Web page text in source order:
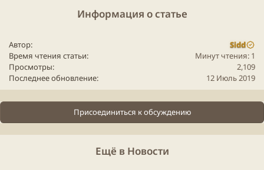
Информация о статье
Автор
Sidd
Время чтения статьи
Минут чтения: 1
Просмотры
2,109
Последнее обновление
12 Июль 2019
Присоединиться к обсуждению
Ещё в Новости